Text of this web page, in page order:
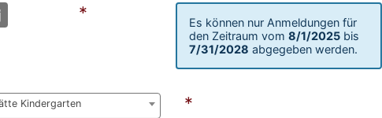
*
Es können nur Anmeldungen für
den Zeitraum vom 8/1/2025bis
7/31/2028 abgegeben werden.
Kindergarten *